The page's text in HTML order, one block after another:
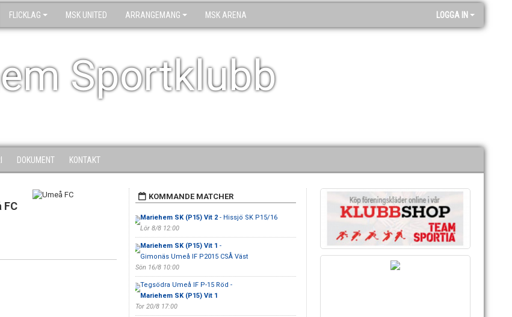
FLICKLAG MSK UNITED ARRANGEMANG MSK ARENA LOGGA IN
Sportklubb
DOKUMENT KONTAKT
FC
KOMMANDE MATCHER
Mariehem SK (P15) Vit 2- Hissjö SK P15/16
Lör 8/8 12:00
Mariehem SK (P15) Vit 1 -
Gimonäs Umeå IF P2015 CSÅ Väst
Sön 16/8 10:00
Tegsödra Umeå IF P-15 Röd -
Mariehem SK (P15) Vit 1
Tor 20/8 17:00